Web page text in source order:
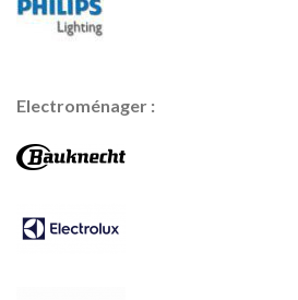
Electroménager :